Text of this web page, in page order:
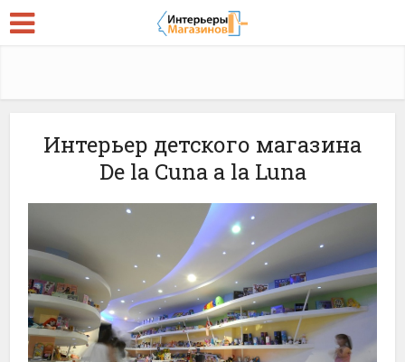
Интерьер детского магазина
De la Cuna a la Luna